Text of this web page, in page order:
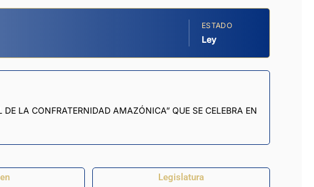
ESTADO
Ley
LA CONFRATERNIDAD AMAZÓNICA” QUE SE CELEBRA EN
Legislatura